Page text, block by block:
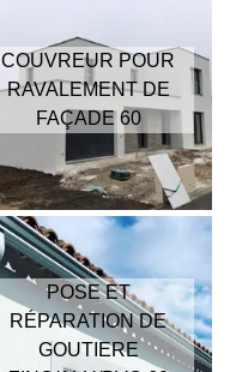
COUVREUR POUR
RAVALEMENT DE
FAÇADE 60
POSE ET
RÉPARATION DE
GOUTIERE